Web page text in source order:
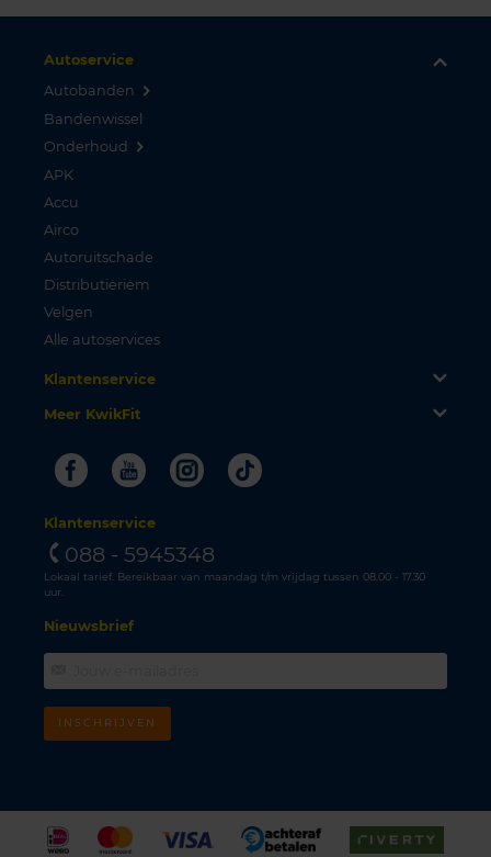
Autoservice
Autobanden
Bandenwissel
Onderhoud
APK
Accu
Airco
Autoruitschade
Distributieriem
Velgen
Alle autoservices
Klantenservice
Meer KwikFit
FacebookYoutubeInstagram
Tiktok
Klantenservice
088 - 5945348
Lokaal tarief. Bereikbaar van maandag t/m vrijdag tussen 08.00 - 17.30
uur.
Nieuwsbrief
INSCHRIJVEN